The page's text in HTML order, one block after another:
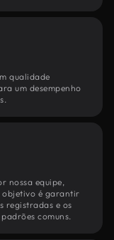
qualidade
um desempenho
nossa equipe,
objetivo é garantir
registradas e os
comuns.